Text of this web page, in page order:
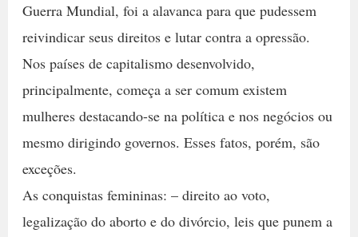
Guerra Mundial, foi a alavanca para que pudessem
reivindicar seus direitos e lutar contra a opressão.
Nos países de capitalismo desenvolvido,
principalmente, começa a ser comum existem
mulheres destacando-se na política e nos negócios ou
mesmo dirigindo governos. Esses fatos, porém, são
exceções.
As conquistas femininas: – direito ao voto,
legalização do aborto e do divórcio, leis que punem a